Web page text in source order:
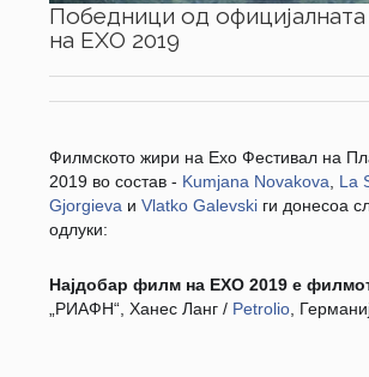
Победници од официјалната
на ЕХО 2019
Филмското жири на Ехо Фестивал на
2019 во состав - Kumjana Novakova
La
Gjorgieva иVlatko Galevski ги донесоа
одлуки:
Најдобар филм на ЕХО 2019 е
„РИАФН“, Ханес Ланг / Petrolio ,